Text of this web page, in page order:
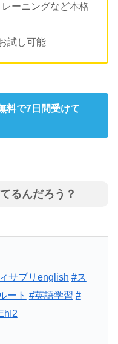
ーニングなど本格
試し可能
料で7日間受けて
るんだろう？
サプリenglish #ス
ート #英語学習 #